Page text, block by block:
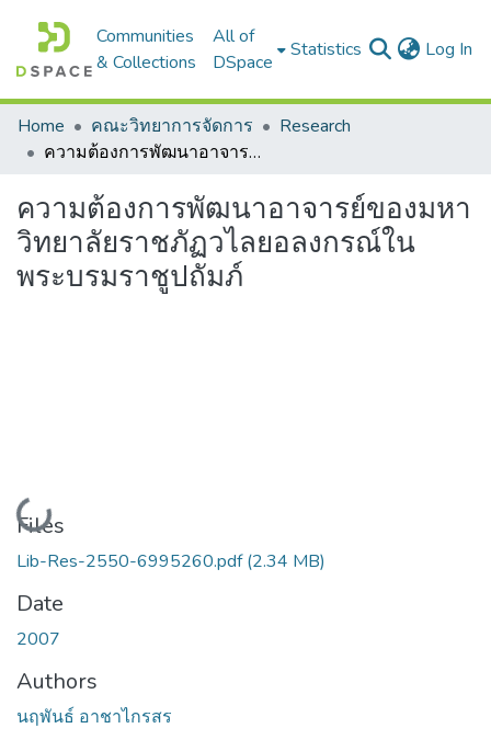
Communities
& Collections
All of
DSpace
Statistics Log In
Home คณะวิทยาการจัดการ
Research
ความต้องการพัฒนาอาจารย์ของมหาวิทยาลัยราชภัฏวไลยอลงกรณ์ในพระบรมราชูปถัมภ์
ความต้องการพัฒนาอาจารย์ของมหา
วิทยาลัยราชภัฏวไลยอลงกรณ์ใน
พระบรมราชูปถัมภ์
Loading...
Files
Lib-Res-2550-6995260.pdf(2.34 MB)
Date
2007
Authors
นฤพันธ์ อาชาไกรสร